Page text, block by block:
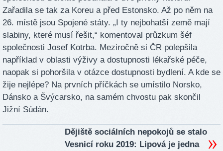
Zařadila se tak za Koreu a před Estonsko. Až po něm na
26. místě jsou Spojené státy. „I ty nejbohatší země mají
slabiny, které musí řešit,“ komentoval průzkum šéf
společnosti Josef Kotrba. Meziročně si ČR polepšila
například v oblasti výživy a dostupnosti lékařské péče,
naopak si pohoršila v otázce dostupnosti bydlení. A kde se
žije nejlépe? Na prvních příčkách se umístilo Norsko,
Dánsko a Švýcarsko, na samém chvostu pak skončil
Jižní Súdán.
Dějiště sociálních nepokojů se stalo
Vesnicí roku 2019: Lipová je jedna